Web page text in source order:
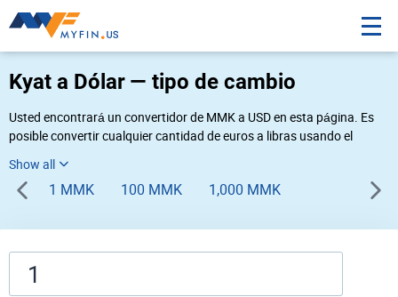
Kyat a Dólar — tipo de cambio
Usted encontrará un convertidor de MMK a USD en esta página. Es
posible convertir cualquier cantidad de euros a libras usando el
usted necesita una conversión inversa, vaya al convertidor de pares
deUSD MMK.
1 MMK 100 MMK 1,000 MMK